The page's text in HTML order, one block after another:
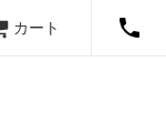
カート